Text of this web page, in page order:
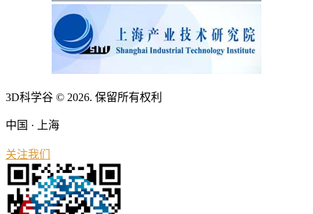
3D科学谷 © 2026. 保留所有权利
中国 · 上海
关注我们